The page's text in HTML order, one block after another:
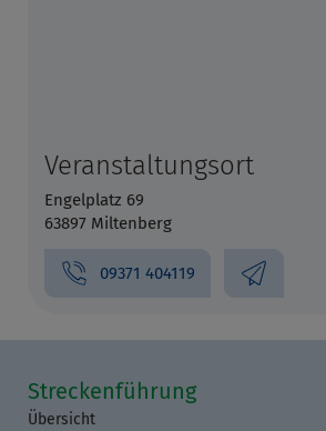
Veranstaltungsort
Engelplatz 69
63897 Miltenberg
09371 404119
Streckenführung
Übersicht